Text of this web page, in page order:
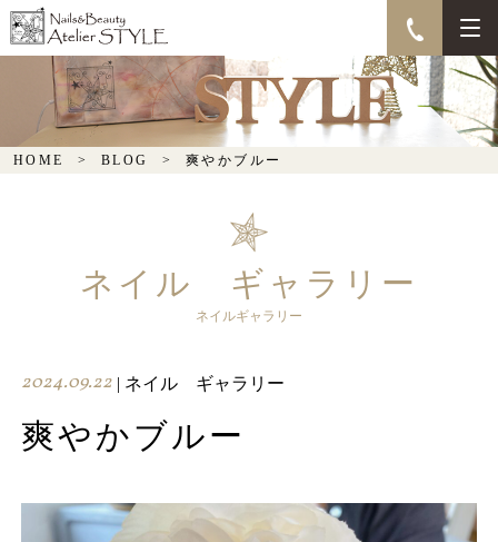
爽やかブルー
HOME BLOG 爽やかブルー
ネイル ギャラリー
ネイルギャラリー
2024.09.22 | ネイル ギャラリー
爽やかブルー